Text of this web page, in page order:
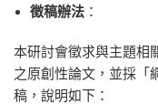
徵稿辦法 ：
本研討會徵求與主題相
之原創性論文，並採「
稿，說明如下：